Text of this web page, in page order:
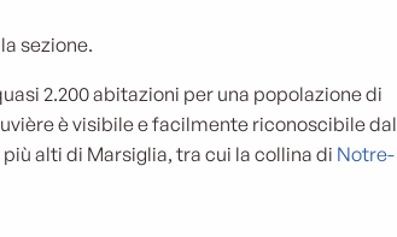
sezione.
2.200 abitazioni per una popolazione di
è visibile e facilmente riconoscibile dal
alti di Marsiglia, tra cui la collina di Notre-